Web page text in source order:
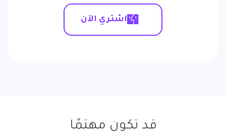
اشتري الآن
قد تكون مهتمًا